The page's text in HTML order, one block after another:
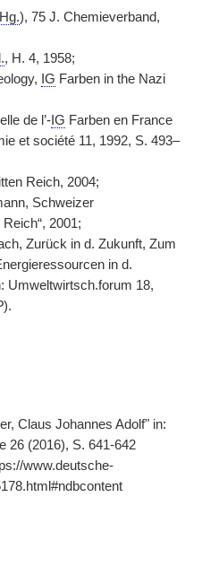
Hg.), 75 J. Chemieverband,
, H. 4, 1958;
IG Farben in the Nazi
de l’- IG Farben en France
et société 11, 1992, S. 493–
Reich, 2004;
Schweizer
2001;
Zurück in d. Zukunft, Zum
in d.
Umweltwirtsch.forum 18,
).
Claus Johannes Adolf" in:
26 (2016), S. 641-642
www.deutsche-